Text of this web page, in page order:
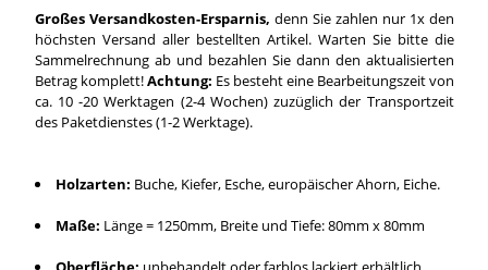
Großes Versandkosten-Ersparnis, denn Sie zahlen nur 1x den
höchsten Versand aller bestellten Artikel. Warten Sie bitte die
Sammelrechnung ab und bezahlen Sie dann den aktualisierten
Betrag komplett!Achtung: Es besteht eine Bearbeitungszeit von
ca. 10 -20 Werktagen (2-4 Wochen) zuzüglich der Transportzeit
des Paketdienstes (1-2 Werktage).
Holzarten: Buche, Kiefer, Esche, europäischer Ahorn, Eiche.
Maße: Länge = 1250mm, Breite und Tiefe: 80mm x 80mm